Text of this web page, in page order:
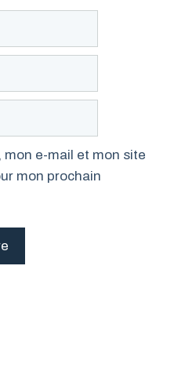
e-mail et mon site
mon prochain